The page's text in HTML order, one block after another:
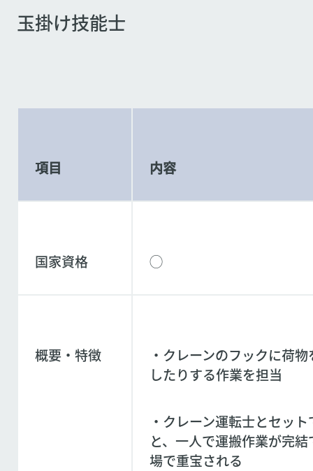
玉掛け技能士
項目 内容
国家資格 ◯
概要・特徴
・クレーンのフックに荷
したりする作業を担当
・クレーン運転士とセッ
と、一人で運搬作業が完
場で重宝される